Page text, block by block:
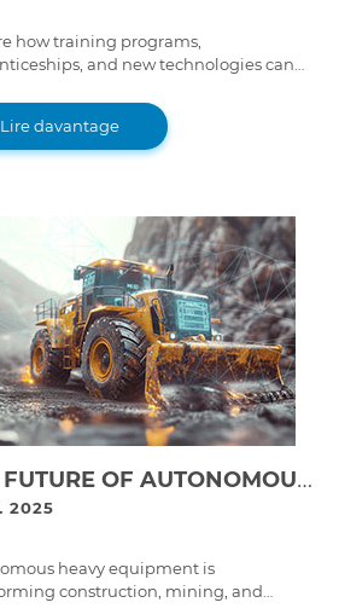
how training programs,
and new technologies can
industry, ensuring a strong
for the future.
Lire davantage
THE FUTURE OF AUTONOMOUS HEAVY EQUIPMENT: WHAT IT MEANS FOR FLEET MAINTENANCE
2025
heavy equipment is
construction, mining, and